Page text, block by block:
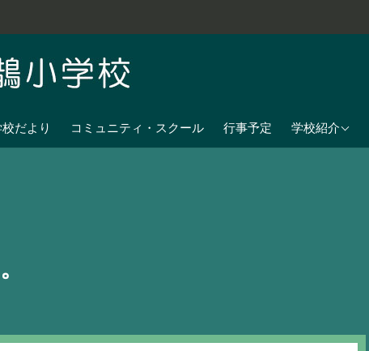
だより コミュニティ・スクール 行事予定 学校紹介
学校教育目標